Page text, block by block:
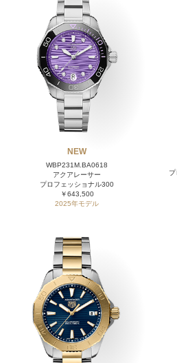
NEW
WBP231M.BA0618
アクアレーサー
プロフェッショナル300
￥643,500
2025年モデル